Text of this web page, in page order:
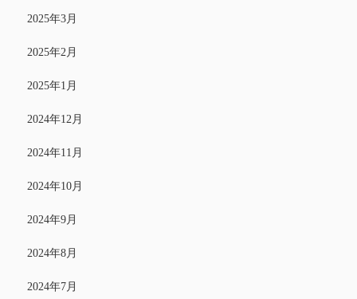
2025年3月
2025年2月
2025年1月
2024年12月
2024年11月
2024年10月
2024年9月
2024年8月
2024年7月